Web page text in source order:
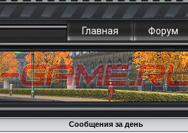
Главная Форум
Сообщения за день